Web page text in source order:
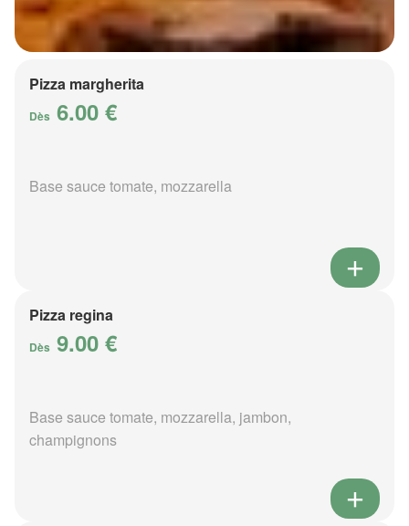
Pizza margherita
Dès 6.00 €
Base sauce tomate, mozzarella
Pizza regina
Dès 9.00 €
Base sauce tomate, mozzarella, jambon,
champignons